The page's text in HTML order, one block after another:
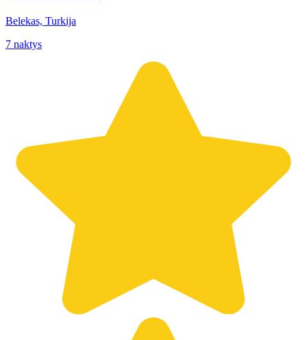
Belekas, Turkija
7 naktys